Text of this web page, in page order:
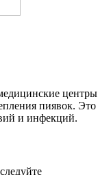
центры
пиявок. Это
и инфекций.